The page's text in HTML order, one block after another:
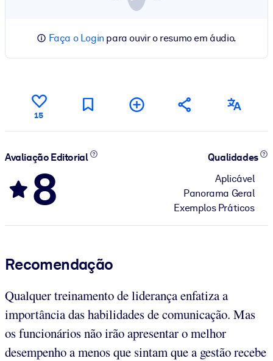
Faça o Login para ouvir o resumo em áudio.
15
Avaliação Editorial
8
Qualidades
Aplicável
Panorama Geral
Exemplos Práticos
Recomendação
Qualquer treinamento de liderança enfatiza a
importância das habilidades de comunicação. Mas
os funcionários não irão apresentar o melhor
desempenho a menos que sintam que a gestão recebe